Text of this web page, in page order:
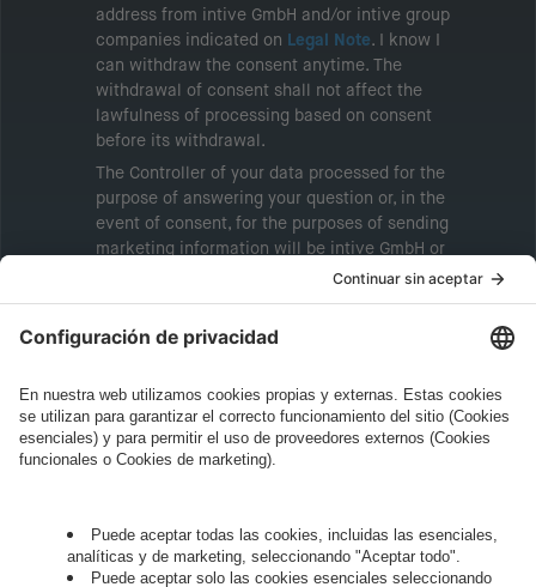
address from intive GmbH and/or intive group
companies indicated on Legal Note. I know I
can withdraw the consent anytime. The
withdrawal of consent shall not affect the
lawfulness of processing based on consent
before its withdrawal.
The Controller of your data processed for the
purpose of answering your question or, in the
event of consent, for the purposes of sending
marketing information will be intive GmbH or
another intive group company indicated in the
information about processing and your rights in